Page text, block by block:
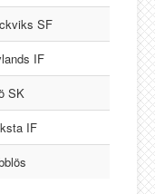
SF
IF
SK
IF